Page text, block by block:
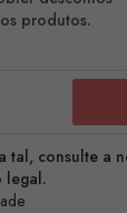
produtos.
tal, consulte a
legal.